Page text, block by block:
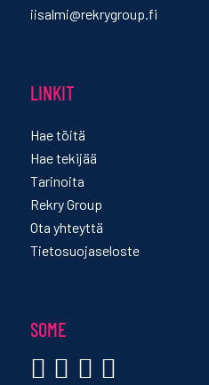
iisalmi@rekrygroup.fi
LINKIT
Hae töitä
Hae tekijää
Tarinoita
Rekry Group
Ota yhteyttä
Tietosuojaseloste
SOME